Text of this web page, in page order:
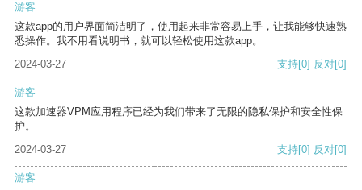
游客
这款app的用户界面简洁明了，使用起来非常容易上手，让我能够快速熟
悉操作。我不用看说明书，就可以轻松使用这款app。
2024-03-27
支持[0] 反对[0]
游客
这款加速器VPM应用程序已经为我们带来了无限的隐私保护和安全性保
护。
2024-03-27
支持[0] 反对[0]
游客